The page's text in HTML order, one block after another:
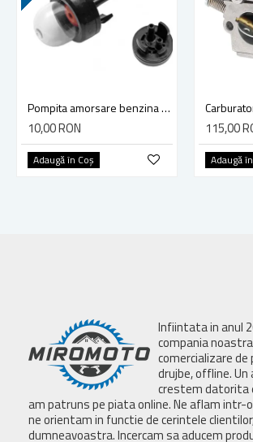
Pompita amorsare benzina universala
10,00 RON
Adaugă în Coş
115,00
Adaugă
Infiintata in anul
compania
comercializare
drujbe, offline.
crestem datorita
am patruns pe piata online. Ne aflam intr-
ne orientam in functie de cerintele
dumneavoastra. Incercam sa aducem